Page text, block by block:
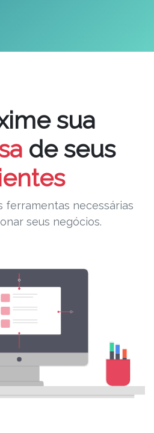
sua
de seus
ferramentas necessárias
seus negócios.